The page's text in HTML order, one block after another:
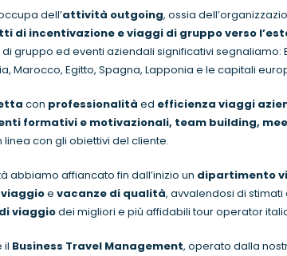
dell’attività outgoing, ossia
di incentivazione e viaggi di gruppo verso
gruppo ed eventi aziendali significativi segnaliamo:
Marocco, Egitto, Spagna, Lapponia e le capitali
con professionalità ed efficienza viaggi
formativi e motivazionali, team building,
con gli obiettivi del cliente.
abbiamo affiancato fin dall’inizio un dipartimento
e vacanze di qualità, avvalendosi di
viaggiodei migliori e più affidabili tour operator
il Business Travel Management, operato dalla